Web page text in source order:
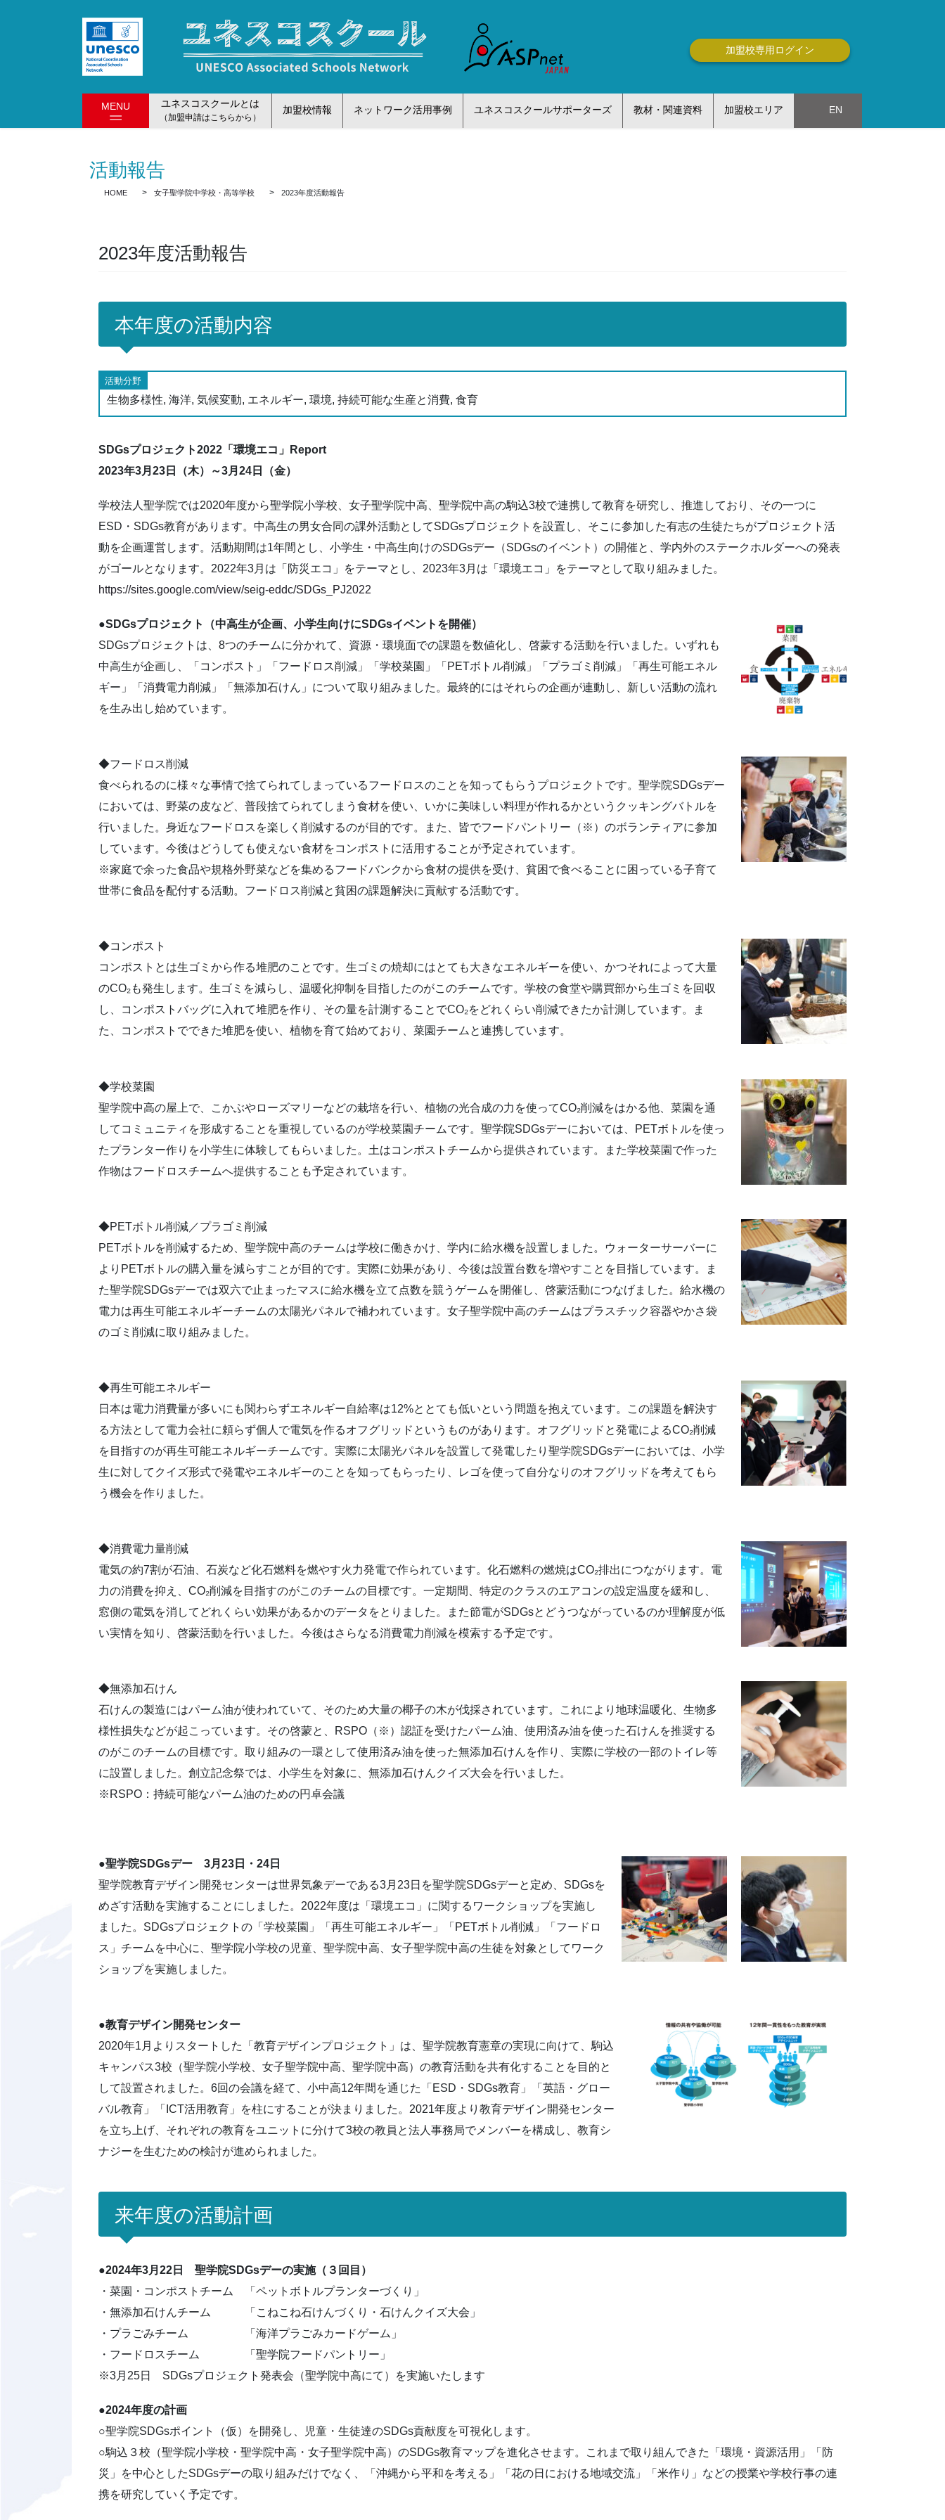
動
に
加盟校専用ログイン
MENU ユネスコスクールとは
（加盟申請はこちらから）
加盟校情報 ネットワーク活用事例 ユネスコスクールサポーターズ 教材・関連資料 加盟校エリア EN
活動報告
HOME 女子聖学院中学校・高等学校 2023年度活動報告
2023年度活動報告
本年度の活動内容
活動分野
生物多様性, 海洋, 気候変動, エネルギー, 環境, 持続可能な生産と消費, 食育
SDGsプロジェクト2022「環境エコ」Report
2023年3月23日（木）～3月24日（金）
学校法人聖学院では2020年度から聖学院小学校、女子聖学院中高、聖学院中高の駒込3校で連携して教育を研究し、推進しており、その一つに
ESD・SDGs教育があります。中高生の男女合同の課外活動としてSDGsプロジェクトを設置し、そこに参加した有志の生徒たちがプロジェクト活
動を企画運営します。活動期間は1年間とし、小学生・中高生向けのSDGsデー（SDGsのイベント）の開催と、学内外のステークホルダーへの発表
がゴールとなります。2022年3月は「防災エコ」をテーマとし、2023年3月は「環境エコ」をテーマとして取り組みました。
https://sites.google.com/view/seig-eddc/SDGs_PJ2022
●SDGsプロジェクト（中高生が企画、小学生向けにSDGsイベントを開催）
SDGsプロジェクトは、8つのチームに分かれて、資源・環境面での課題を数値化し、啓蒙する活動を行いました。いずれも
中高生が企画し、「コンポスト」「フードロス削減」「学校菜園」「PETボトル削減」「プラゴミ削減」「再生可能エネル
ギー」「消費電力削減」「無添加石けん」について取り組みました。最終的にはそれらの企画が連動し、新しい活動の流れ
を生み出し始めています。
◆フードロス削減
食べられるのに様々な事情で捨てられてしまっているフードロスのことを知ってもらうプロジェクトです。聖学院SDGsデー
においては、野菜の皮など、普段捨てられてしまう食材を使い、いかに美味しい料理が作れるかというクッキングバトルを
行いました。身近なフードロスを楽しく削減するのが目的です。また、皆でフードパントリー（※）のボランティアに参加
しています。今後はどうしても使えない食材をコンポストに活用することが予定されています。
※家庭で余った食品や規格外野菜などを集めるフードバンクから食材の提供を受け、貧困で食べることに困っている子育て
世帯に食品を配付する活動。フードロス削減と貧困の課題解決に貢献する活動です。
◆コンポスト
コンポストとは生ゴミから作る堆肥のことです。生ゴミの焼却にはとても大きなエネルギーを使い、かつそれによって大量
のCO₂も発生します。生ゴミを減らし、温暖化抑制を目指したのがこのチームです。学校の食堂や購買部から生ゴミを回収
し、コンポストバッグに入れて堆肥を作り、その量を計測することでCO₂をどれくらい削減できたか計測しています。ま
た、コンポストでできた堆肥を使い、植物を育て始めており、菜園チームと連携しています。
◆学校菜園
聖学院中高の屋上で、こかぶやローズマリーなどの栽培を行い、植物の光合成の力を使ってCO₂削減をはかる他、菜園を通
してコミュニティを形成することを重視しているのが学校菜園チームです。聖学院SDGsデーにおいては、PETボトルを使っ
たプランター作りを小学生に体験してもらいました。土はコンポストチームから提供されています。また学校菜園で作った
作物はフードロスチームへ提供することも予定されています。
◆PETボトル削減／プラゴミ削減
PETボトルを削減するため、聖学院中高のチームは学校に働きかけ、学内に給水機を設置しました。ウォーターサーバーに
よりPETボトルの購入量を減らすことが目的です。実際に効果があり、今後は設置台数を増やすことを目指しています。ま
た聖学院SDGsデーでは双六で止まったマスに給水機を立て点数を競うゲームを開催し、啓蒙活動につなげました。給水機の
電力は再生可能エネルギーチームの太陽光パネルで補われています。女子聖学院中高のチームはプラスチック容器やかさ袋
のゴミ削減に取り組みました。
◆再生可能エネルギー
日本は電力消費量が多いにも関わらずエネルギー自給率は12%ととても低いという問題を抱えています。この課題を解決す
る方法として電力会社に頼らず個人で電気を作るオフグリッドというものがあります。オフグリッドと発電によるCO₂削減
を目指すのが再生可能エネルギーチームです。実際に太陽光パネルを設置して発電したり聖学院SDGsデーにおいては、小学
生に対してクイズ形式で発電やエネルギーのことを知ってもらったり、レゴを使って自分なりのオフグリッドを考えてもら
う機会を作りました。
◆消費電力量削減
電気の約7割が石油、石炭など化石燃料を燃やす火力発電で作られています。化石燃料の燃焼はCO₂排出につながります。電
力の消費を抑え、CO₂削減を目指すのがこのチームの目標です。一定期間、特定のクラスのエアコンの設定温度を緩和し、
窓側の電気を消してどれくらい効果があるかのデータをとりました。また節電がSDGsとどうつながっているのか理解度が低
い実情を知り、啓蒙活動を行いました。今後はさらなる消費電力削減を模索する予定です。
◆無添加石けん
石けんの製造にはパーム油が使われていて、そのため大量の椰子の木が伐採されています。これにより地球温暖化、生物多
様性損失などが起こっています。その啓蒙と、RSPO（※）認証を受けたパーム油、使用済み油を使った石けんを推奨する
のがこのチームの目標です。取り組みの一環として使用済み油を使った無添加石けんを作り、実際に学校の一部のトイレ等
に設置しました。創立記念祭では、小学生を対象に、無添加石けんクイズ大会を行いました。
※RSPO：持続可能なパーム油のための円卓会議
●聖学院SDGsデー 3月23日・24日
聖学院教育デザイン開発センターは世界気象デーである3月23日を聖学院SDGsデーと定め、SDGsを
めざす活動を実施することにしました。2022年度は「環境エコ」に関するワークショップを実施し
ました。SDGsプロジェクトの「学校菜園」「再生可能エネルギー」「PETボトル削減」「フードロ
ス」チームを中心に、聖学院小学校の児童、聖学院中高、女子聖学院中高の生徒を対象としてワーク
ショップを実施しました。
●教育デザイン開発センター
2020年1月よりスタートした「教育デザインプロジェクト」は、聖学院教育憲章の実現に向けて、駒込
キャンパス3校（聖学院小学校、女子聖学院中高、聖学院中高）の教育活動を共有化することを目的と
して設置されました。6回の会議を経て、小中高12年間を通じた「ESD・SDGs教育」「英語・グロー
バル教育」「ICT活用教育」を柱にすることが決まりました。2021年度より教育デザイン開発センター
を立ち上げ、それぞれの教育をユニットに分けて3校の教員と法人事務局でメンバーを構成し、教育シ
ナジーを生むための検討が進められました。
来年度の活動計画
●2024年3月22日 聖学院SDGsデーの実施（３回目）
・菜園・コンポストチーム 「ペットボトルプランターづくり」
・無添加石けんチーム 「こねこね石けんづくり・石けんクイズ大会」
・プラごみチーム 「海洋プラごみカードゲーム」
・フードロスチーム 「聖学院フードパントリー」
※3月25日 SDGsプロジェクト発表会（聖学院中高にて）を実施いたします
●2024年度の計画
○聖学院SDGsポイント（仮）を開発し、児童・生徒達のSDGs貢献度を可視化します。
○駒込３校（聖学院小学校・聖学院中高・女子聖学院中高）のSDGs教育マップを進化させます。これまで取り組んできた「環境・資源活用」「防
災」を中心としたSDGsデーの取り組みだけでなく、「沖縄から平和を考える」「花の日における地域交流」「米作り」などの授業や学校行事の連
携を研究していく予定です。